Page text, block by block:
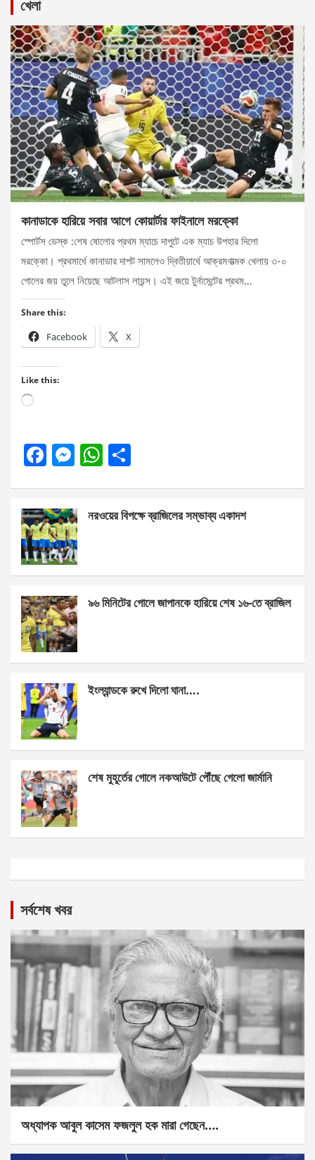
খেলা
কানাডাকে হারিয়ে সবার আগে কোয়ার্টার ফাইনালে মরক্কো
স্পোর্টস ডেস্ক :শেষ ষোলোর প্রথম ম্যাচে দাপুটে এক ম্যাচ উপহার দিলো
মরক্কো। প্রথমার্ধে কানাডার দাপট সামলেও দ্বিতীয়ার্ধে আক্রমণাত্মক খেলায় ৩-০
গোলের জয় তুলে নিয়েছে আটলাস লায়ন্স। এই জয়ে টুর্নামেন্টের প্রথম…
Share this:
Facebook X
Like this:
Loading…
F
b
o
o
k
M
n
g
er
W
s
p
e
নরওয়ের বিপক্ষে ব্রাজিলের সম্ভাব্য একাদশ
৯৬ মিনিটের গোলে জাপানকে হারিয়ে শেষ ১৬-তে ব্রাজিল
ইংল্যান্ডকে রুখে দিলো ঘানা….
শেষ মুহূর্তের গোলে নকআউটে পৌঁছে গেলো জার্মানি
সর্বশেষ খবর
অধ্যাপক আবুল কাসেম ফজলুল হক মারা গেছেন….